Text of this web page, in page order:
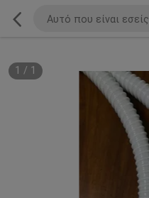
1 / 1